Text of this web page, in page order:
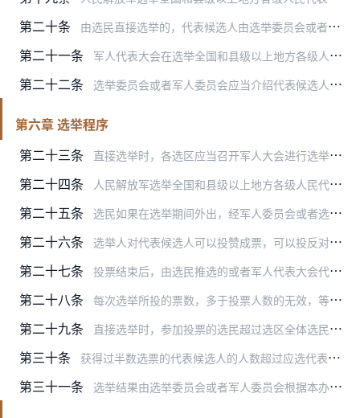
第二十条 由选民直接选举的，代表候选人由选举委员会或者军人委员会汇总后，将代表候选人名单以及代表候选人的基本情况在选举日的十五日以前公布，并交各该选区的选民反复讨论、协商…
第二十一条 军人代表大会在选举全国和县级以上地方各级人民代表大会代表时，代表候选人不限于本级军人代表大会代表。
第二十二条 选举委员会或者军人委员会应当介绍代表候选人的情况。
第六章 选举程序
第二十三条
直接选举时，各选区应当召开军人大会进行选举，或者按照方便选民投票的原则设立投票站进行选举。驻地分散或者行动不便的选民，可以在流动票箱投票。投票选举由军人委员会或…
第二十四条 人民解放军选举全国和县级以上地方各级人民代表大会代表，一律采用无记名投票的方法。选举时应当设有秘密写票处。
第二十五条 选民如果在选举期间外出，经军人委员会或者选举委员会同意，可以书面委托其他选民代为投票。每一选民接受的委托不得超过三人，并应当按照委托人的意愿代为投票。
第二十六条 选举人对代表候选人可以投赞成票，可以投反对票，可以另选其他任何选民，也可以弃权。
第二十七条 投票结束后，由选民推选的或者军人代表大会代表推选的监票、计票人员和选举委员会或者军人委员会的人员将投票人数和票数加以核对，作出记录，并由监票人签字。
第二十八条 每次选举所投的票数，多于投票人数的无效，等于或者少于投票人数的有效。
第二十九条 直接选举时，参加投票的选民超过选区全体选民的半数，选举有效。代表候选人获得参加投票的选民过半数的选票时，始得当选。
第三十条 获得过半数选票的代表候选人的人数超过应选代表名额时，以得票多的当选。如遇票数相等不能确定当选人时，应就票数相等的候选人再次投票，以得票多的当选。
第三十一条 选举结果由选举委员会或者军人委员会根据本办法确定是否有效，并予以宣布。